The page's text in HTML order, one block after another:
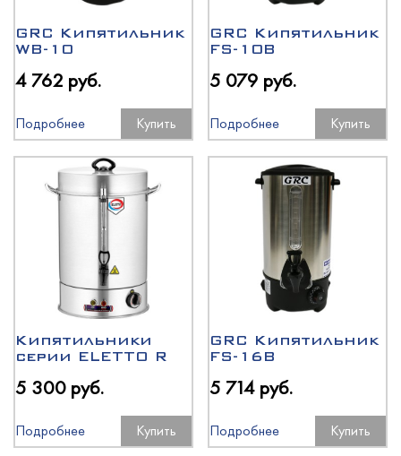
GRC Кипятильник
WB-10
4 762 руб.
Подробнее Купить
GRC Кипятильник
FS-10B
5 079 руб.
Подробнее Купить
Кипятильники
серии ELETTO R
5 300 руб.
Подробнее Купить
GRC Кипятильник
FS-16B
5 714 руб.
Подробнее Купить